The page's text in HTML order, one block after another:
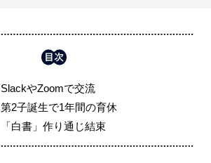
SlackやZoomで交流
第2子誕生で1年間の育休
「白書」作り通じ結束